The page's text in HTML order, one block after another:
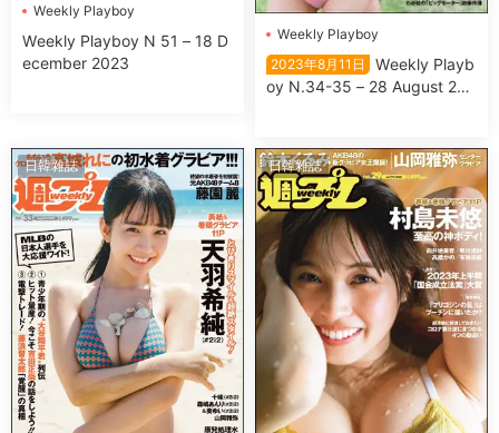
Wеekly Plаyboy
Wеekly Plаyboy N 51 – 18 D
ecember 2023
Wеekly Plаyboy
2023年8月11日
Wеekly Plаyb
oy N.34-35 – 28 August 202
日韓雜誌 日韓雜誌